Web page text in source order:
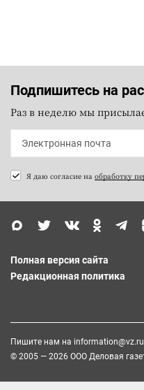
Подпишитесь на
Раз в неделю мы
Я даю согласие на обработку
Полная версия сайта
Редакционная политика
Пишите нам на information@vz.ru
© 2005 — 2026 ООО Деловая